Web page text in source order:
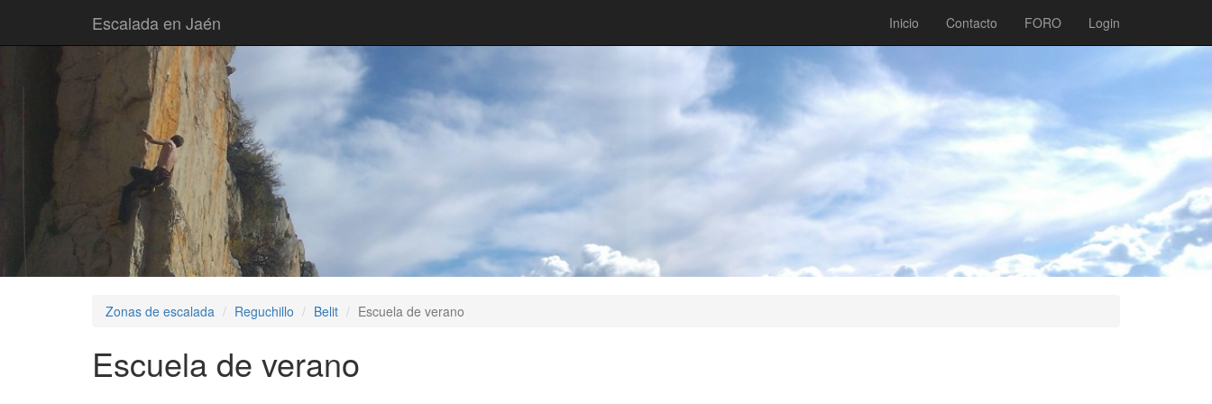
Escalada en Jaén Inicio Contacto FORO Login
Zonas de escalada Reguchillo Belit Escuela de verano
Escuela de verano